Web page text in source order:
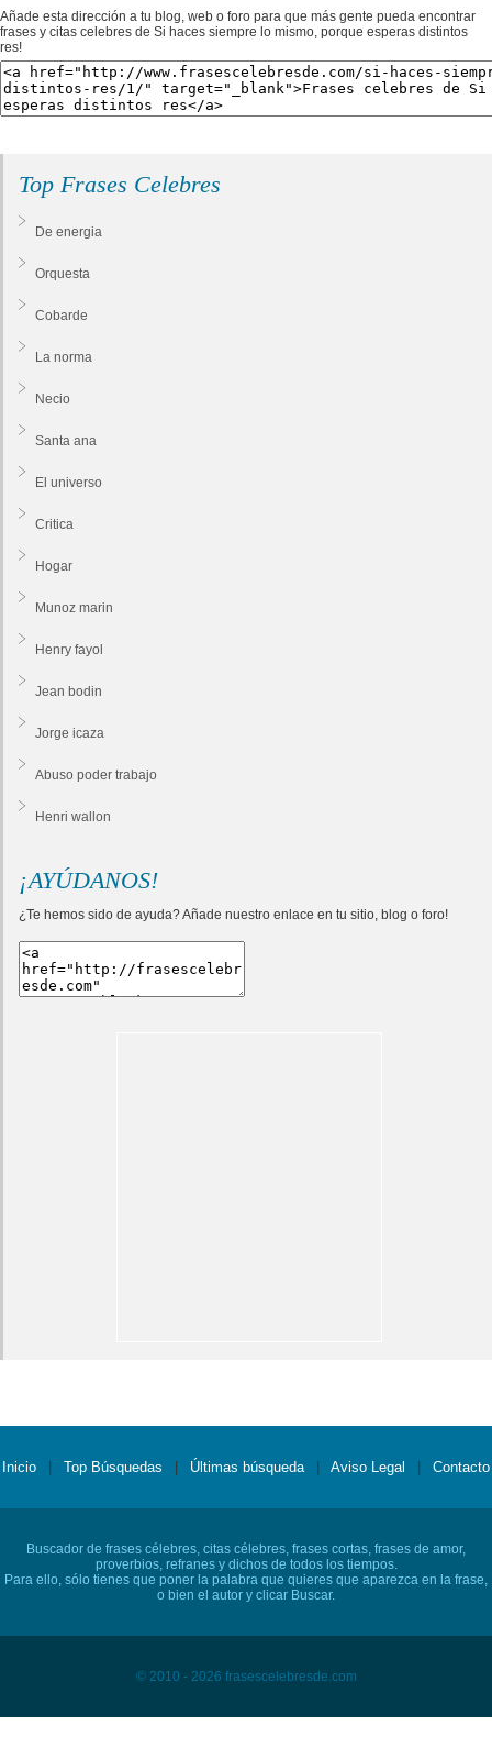
Añade esta dirección a tu blog, web o foro para que más gente pueda encontrar
frases y citas celebres de Si haces siempre lo mismo, porque esperas distintos
res!
Top Frases Celebres
De energia
Orquesta
Cobarde
La norma
Necio
Santa ana
El universo
Critica
Hogar
Munoz marin
Henry fayol
Jean bodin
Jorge icaza
Abuso poder trabajo
Henri wallon
¡AYÚDANOS!
¿Te hemos sido de ayuda? Añade nuestro enlace en tu sitio, blog o foro!
Inicio Top Búsquedas Últimas búsqueda Aviso Legal Contacto
Buscador de frases célebres, citas célebres, frases cortas, frases de amor,
proverbios, refranes y dichos de todos los tiempos.
Para ello, sólo tienes que poner la palabra que quieres que aparezca en la frase,
o bien el autor y clicar Buscar.
© 2010 - 2026 frasescelebresde.com